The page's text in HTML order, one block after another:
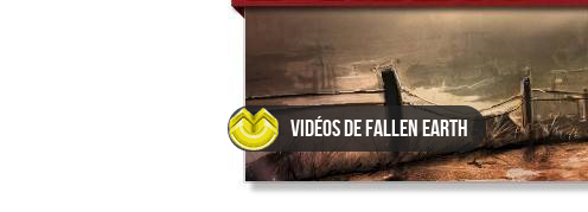
Vidéos de Fallen Earth